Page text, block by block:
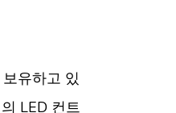
유하고 있
LED 컨트